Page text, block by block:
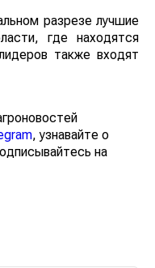
разрезе лучшие
где находятся
также входят
, узнавайте о
на